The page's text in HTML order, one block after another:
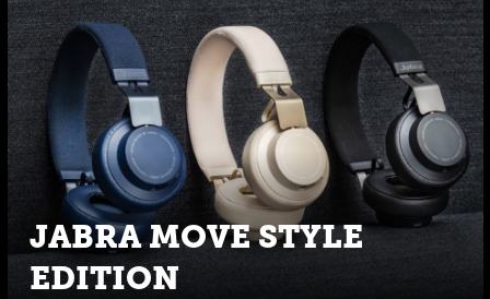
JABRA MOVE STYLE
EDITION